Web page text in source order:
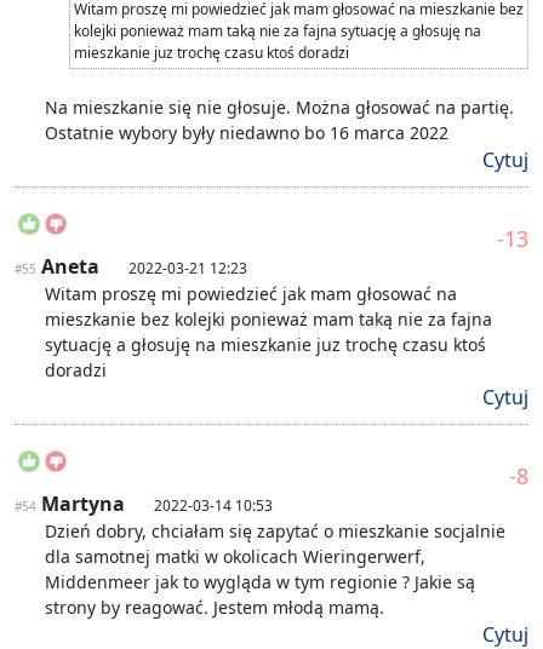
Witam proszę mi powiedzieć jak mam głosować na mieszkanie bez
kolejki ponieważ mam taką nie za fajna sytuację a głosuję na
mieszkanie juz trochę czasu ktoś doradzi
Na mieszkanie się nie głosuje. Można głosować na partię.
Ostatnie wybory były niedawno bo 16 marca 2022
Cytuj
-13
#55 Aneta 2022-03-21 12:23
Witam proszę mi powiedzieć jak mam głosować na
mieszkanie bez kolejki ponieważ mam taką nie za fajna
sytuację a głosuję na mieszkanie juz trochę czasu ktoś
doradzi
Cytuj
-8
#54 Martyna 2022-03-14 10:53
Dzień dobry, chciałam się zapytać o mieszkanie socjalnie
dla samotnej matki w okolicach Wieringerwerf,
Middenmeer jak to wygląda w tym regionie ? Jakie są
strony by reagować. Jestem młodą mamą.
Cytuj